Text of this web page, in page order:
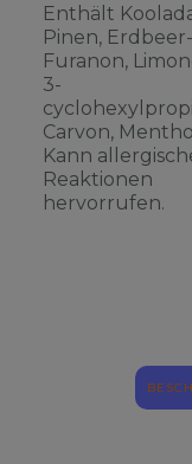
Enthält
Pinen, Erdbeer-
Furanon,
3-
Carvon,
Kann
Reaktionen
hervorrufen.